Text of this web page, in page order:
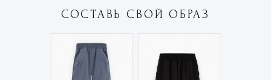
СОСТАВЬ СВОЙ ОБРАЗ